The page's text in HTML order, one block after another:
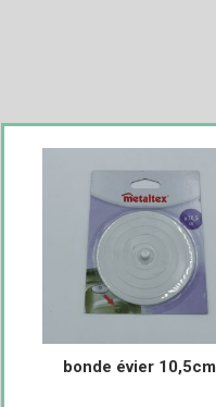
bonde évier 10,5cm